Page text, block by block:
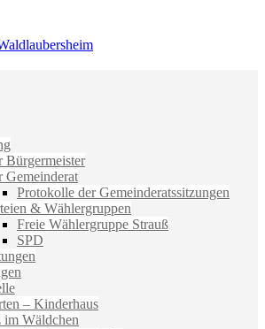
Bürgermeister
Gemeinderat
Protokolle der Gemeinderatssitzungen
& Wählergruppen
Freie Wählergruppe Strauß
SPD
– Kinderhaus
im Wäldchen